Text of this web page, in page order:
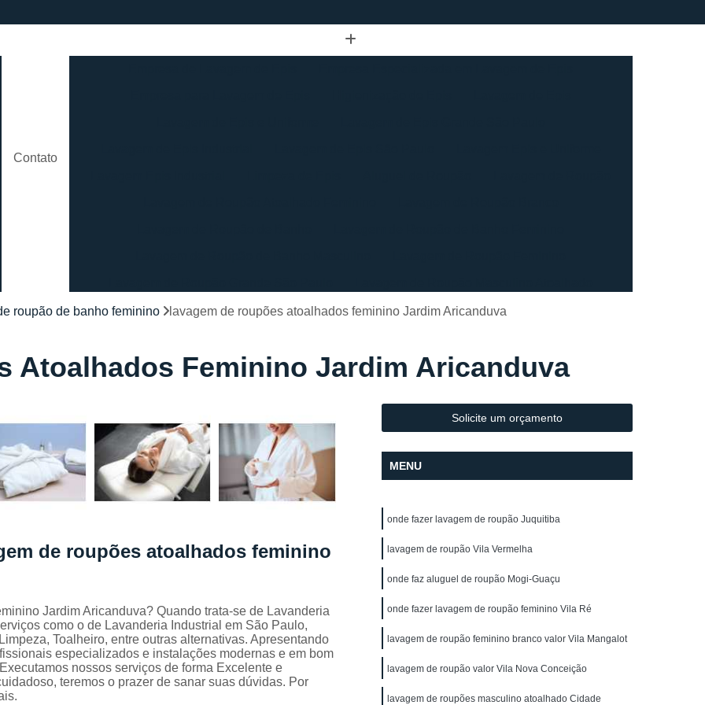
Contato
Lavagem de Roupão São Paulo
Locação de Roupão
Lavagem de Toalha
Lavagem de Toalha de Banho
Lavagem de Toalha de Mesa
Lavagem de Toalha para Salão de Cabeleireiro
Lavagem de Toalha São Paulo
Lavagem Toalha de Banho
Empresa de Lavagem de Uniforme
Lavagem de Uniforme da Empresa
Lavagem de Uniforme de Trabalho
Lavagem de Uniforme e Epi
Lavagem de Uniforme Grande São Paulo
Lavagem de Uniforme São Paulo
Lavagem Especializada de Uniforme Industrial
Lavagem Industrial de Uniforme
Aluguel de Capa de Cortar Cabelo
Aluguel de Capa de Corte de Cabelo
Aluguel de Capa para Cortar Cabelo
Locação de Capa de Barbeiro
Locação de Capa de Barbeiro Grande São Paulo
roupão de banho feminino lavagem de roupões atoalhados feminino Jardim Aricanduva
Atoalhados Feminino Jardim Aricanduva
de roupões atoalhados feminino
Jardim Aricanduva? Quando trata-se de Lavanderia
como o de Lavanderia Industrial em São Paulo,
Toalheiro, entre outras alternativas. Apresentando
especializados e instalações modernas e em bom
nossos serviços de forma Excelente e
teremos o prazer de sanar suas dúvidas. Por
Solicite um orçamento
MENU
onde fazer lavagem de roupão Juquitiba
lavagem de roupão Vila Vermelha
onde faz aluguel de roupão Mogi-Guaçu
onde fazer lavagem de roupão feminino Vila Ré
lavagem de roupão feminino branco valor Vila Mangalot
lavagem de roupão valor Vila Nova Conceição
lavagem de roupões masculino atoalhado Cidade